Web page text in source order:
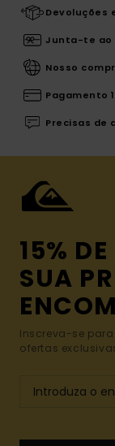
Devoluções
Junta-te ao
Nosso
Pagamento
Precisas de
15%
SUA
Inscreva-se
ofertas